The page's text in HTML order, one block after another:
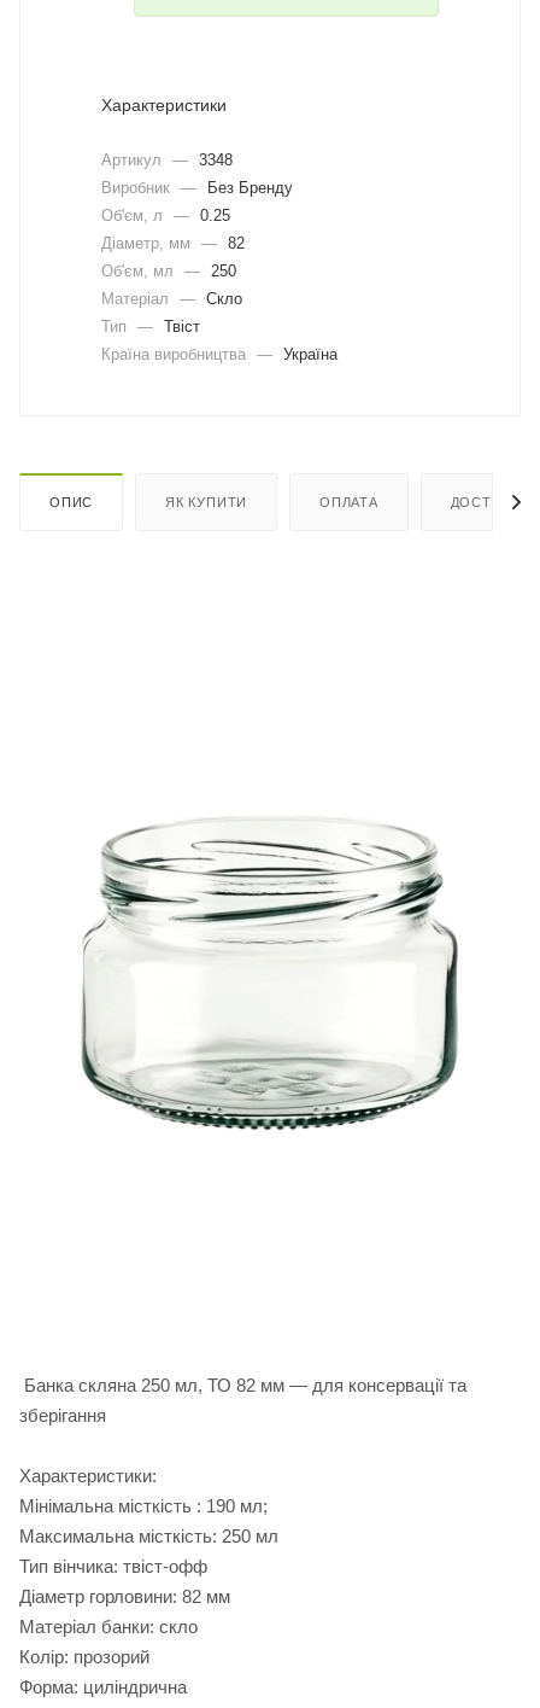
Характеристики
Артикул — 3348
Виробник —
Без Бренду
Об'єм, л
— 0.25
Діаметр, мм
— 82
Об'єм, мл
—
250
Матеріал
— Скло
Тип
— Твіст
Країна виробництва — Україна
ОПИС ЯК КУПИТИ ОПЛАТА ДОСТАВКА
Банка скляна 250 мл, ТО 82 мм — для консервації та
зберігання
Характеристики:
Мінімальна місткість : 190 мл;
Максимальна місткість: 250 мл
Тип вінчика: твіст‑офф
Діаметр горловини: 82 мм
Матеріал банки: скло
Колір: прозорий
Форма: циліндрична